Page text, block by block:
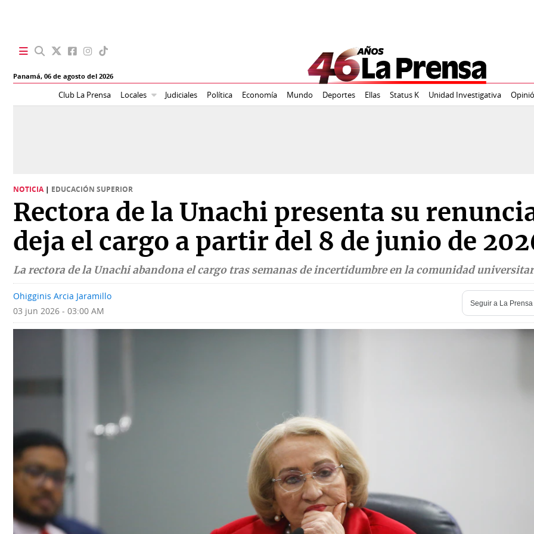
Panamá,06 de agosto del 2026
Club La Prensa Locales Judiciales Política Economía Mundo Deportes Ellas Status K Unidad Investigativa
Política
Economía
Mundo
Deportes
Tecnología
Ponle
BBC
Vivir+
Opinión
Fotografías
Videos
SERVICIOS
E-
Paper
Buscador
Comunicados
Contenido
de
marcas
RSS
NOTICIA | EDUCACIÓN SUPERIOR
Rectora de la Unachi presenta su
deja el cargo a partir del 8 de junio de
La rectora de la Unachi abandona el cargo tras semanas de incertidumbre en la comunidad
Ohigginis Arcia Jaramillo
03 jun 2026 - 03:00 AM
Seguir a La Prensa